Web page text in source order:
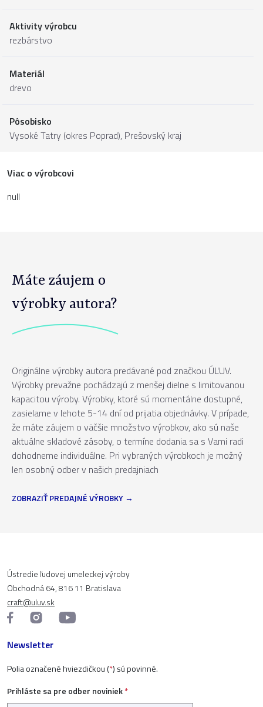
Aktivity výrobcu
rezbárstvo
Materiál
drevo
Pôsobisko
Vysoké Tatry (okres Poprad), Prešovský kraj
Viac o výrobcovi
null
Máte záujem o
výrobky autora?
Originálne výrobky autora predávané pod značkou ÚĽUV.
Výrobky prevažne pochádzajú z menšej dielne s limitovanou
kapacitou výroby. Výrobky, ktoré sú momentálne dostupné,
zasielame v lehote 5-14 dní od prijatia objednávky. V prípade,
že máte záujem o väčšie množstvo výrobkov, ako sú naše
aktuálne skladové zásoby, o termíne dodania sa s Vami radi
dohodneme individuálne. Pri vybraných výrobkoch je možný
len osobný odber v našich predajniach
ZOBRAZIŤ PREDAJNÉ VÝROBKY
Ústredie ľudovej umeleckej výroby
Obchodná 64, 816 11 Bratislava
craft@uluv.sk
Newsletter
Polia označené hviezdičkou (*) sú povinné.
Prihláste sa pre odber noviniek*